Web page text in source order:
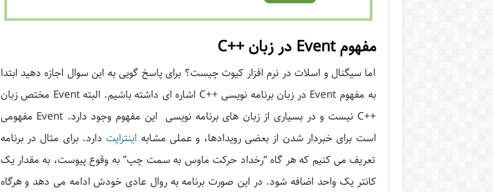
مفهوم Event در زبان ++C
اما سیگنال و اسلات در نرم افزار کیوت چیست؟ برای پاسخ گویی به این سوال اجازه دهید ابتدا
به مفهوم Event در زبان برنامه نویسی ++C اشاره ای داشته باشیم. البته Event مختص زبان
++C نیست و در بسیاری از زبان های برنامه نویسی این مفهوم وجود دارد. Event مفهومی
است برای خبردار شدن از بعضی رویدادها، و عملی مشابه اینتراپت دارد. برای مثال در برنامه
تعریف می کنیم که هر گاه “رخداد حرکت ماوس به سمت چپ” به وقوع پیوست، به مقدار یک
کانتر یک واحد اضافه شود. در این صورت برنامه به روال عادی خودش ادامه می دهد و هرگاه